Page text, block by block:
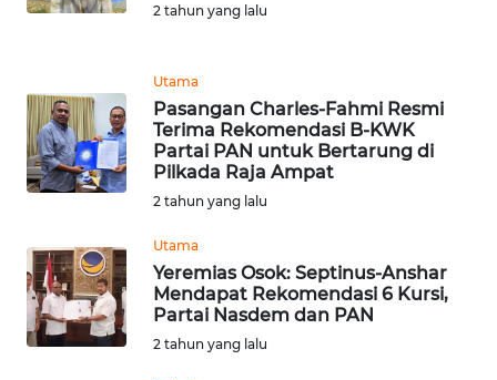
2 tahun yang lalu
Utama
Pasangan Charles-Fahmi Resmi
Terima Rekomendasi B-KWK
Partai PAN untuk Bertarung di
Pilkada Raja Ampat
2 tahun yang lalu
Utama
Yeremias Osok: Septinus-Anshar
Mendapat Rekomendasi 6 Kursi,
Partai Nasdem dan PAN
2 tahun yang lalu
WN
WN
MALUKU
WN
MALUT
WN
DAIRI
WN